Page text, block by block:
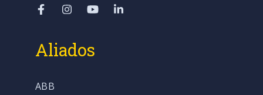
Aliados
ABB